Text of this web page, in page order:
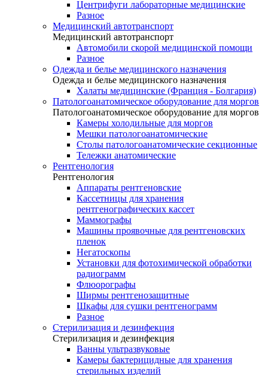
Центрифуги лабораторные медицинские
Разное
Медицинский автотранспорт
Медицинский автотранспорт
Автомобили скорой медицинской помощи
Разное
Одежда и белье медицинского назначения
Одежда и белье медицинского назначения
Халаты медицинские (Франция - Болгария)
Патологоанатомическое оборудование для моргов
Патологоанатомическое оборудование для моргов
Камеры холодильные для моргов
Мешки патологоанатомические
Столы патологоанатомические секционные
Тележки анатомические
Рентгенология
Рентгенология
Аппараты рентгеновские
Кассетницы для хранения
рентгенографических кассет
Маммографы
Машины проявочные для рентгеновских
пленок
Негатоскопы
Установки для фотохимической обработки
радиограмм
Флюорографы
Ширмы рентгенозащитные
Шкафы для сушки рентгенограмм
Разное
Стерилизация и дезинфекция
Стерилизация и дезинфекция
Ванны ультразвуковые
Камеры бактерицидные для хранения
стерильных изделий